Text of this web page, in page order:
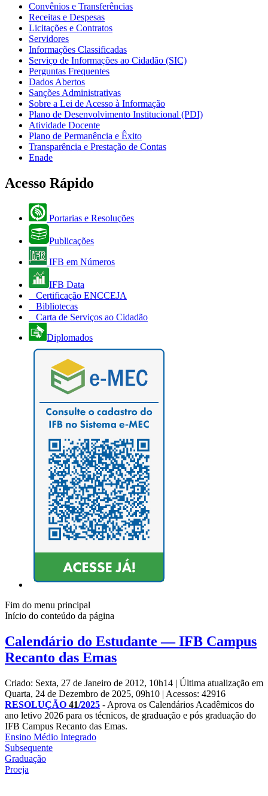
Convênios e Transferências
Receitas e Despesas
Licitações e Contratos
Servidores
Informações Classificadas
Serviço de Informações ao Cidadão (SIC)
Perguntas Frequentes
Dados Abertos
Sanções Administrativas
Sobre a Lei de Acesso à Informação
Plano de Desenvolvimento Institucional (PDI)
Atividade Docente
Plano de Permanência e Êxito
Transparência e Prestação de Contas
Enade
Acesso Rápido
Portarias e Resoluções
Publicações
IFB em Números
IFB Data
Certificação ENCCEJA
Bibliotecas
Carta de Serviços ao Cidadão
Diplomados
Fim do menu principal
Início do conteúdo da página
Calendário do Estudante — IFB Campus
Recanto das Emas
Criado: Sexta, 27 de Janeiro de 2012, 10h14 | Última atualização em
Quarta, 24 de Dezembro de 2025, 09h10 | Acessos: 42916
RESOLUÇÃO 41/2025 - Aprova os Calendários Acadêmicos do
ano letivo 2026 para os técnicos, de graduação e pós graduação do
IFB Campus Recanto das Emas.
Ensino Médio Integrado
Subsequente
Graduação
Proeja